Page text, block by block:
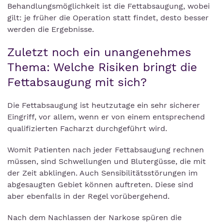
Behandlungsmöglichkeit ist die Fettabsaugung, wobei
gilt: je früher die Operation statt findet, desto besser
werden die Ergebnisse.
Zuletzt noch ein unangenehmes
Thema: Welche Risiken bringt die
Fettabsaugung mit sich?
Die Fettabsaugung ist heutzutage ein sehr sicherer
Eingriff, vor allem, wenn er von einem entsprechend
qualifizierten Facharzt durchgeführt wird.
Womit Patienten nach jeder Fettabsaugung rechnen
müssen, sind Schwellungen und Blutergüsse, die mit
der Zeit abklingen. Auch Sensibilitätsstörungen im
abgesaugten Gebiet können auftreten. Diese sind
aber ebenfalls in der Regel vorübergehend.
Nach dem Nachlassen der Narkose spüren die